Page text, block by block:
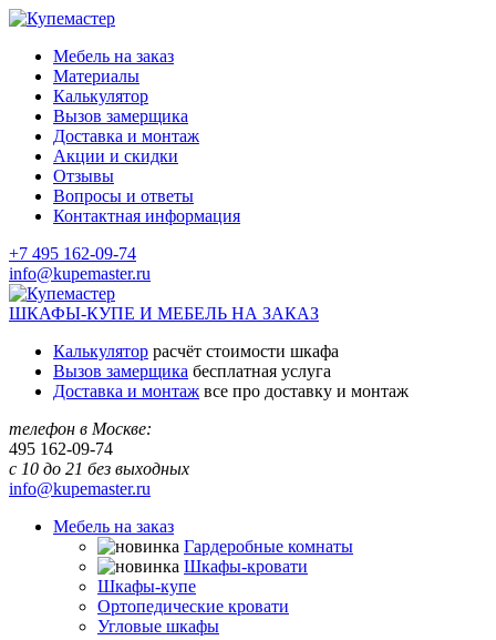
Мебель на заказ
Материалы
Калькулятор
Вызов замерщика
Доставка и монтаж
Акции и скидки
Отзывы
Вопросы и ответы
Контактная информация
+7 495 162-09-74
info@kupemaster.ru
ШКАФЫ-КУПЕ И МЕБЕЛЬ НА ЗАКАЗ
Калькулятор расчёт стоимости шкафа
Вызов замерщика бесплатная услуга
Доставка и монтаж все про доставку и монтаж
телефон в Москве:
495 162-09-74
с 10 до 21 без выходных
info@kupemaster.ru
Мебель на заказ
Гардеробные комнаты
Шкафы-кровати
Шкафы-купе
Ортопедические кровати
Угловые шкафы